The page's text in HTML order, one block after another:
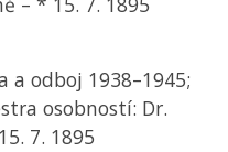
a odboj 1938–1945;
osobností: Dr.
15. 7. 1895